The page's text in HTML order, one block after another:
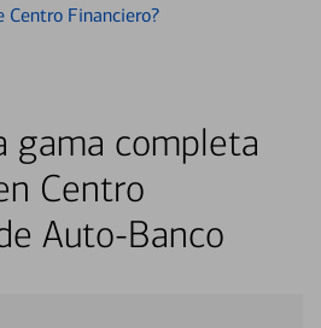
Centro Financiero?
gama completa
Centro
Auto-Banco